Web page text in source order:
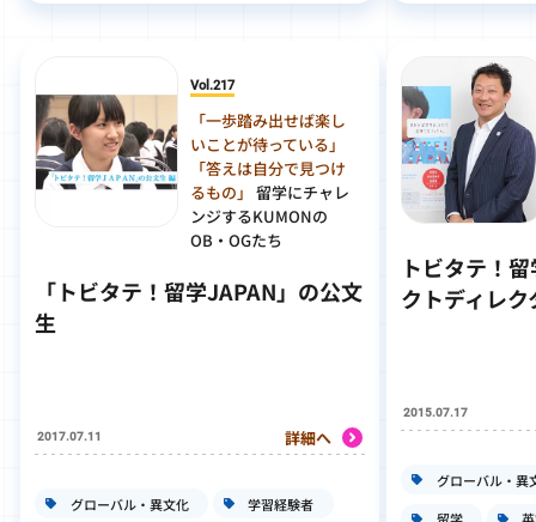
Vol.217
「一歩踏み出せば楽し
いことが待っている」
「答えは自分で見つけ
るもの」 留学にチャレ
ンジするKUMONの
OB・OGたち
「トビタテ！留学JAPAN」の公文
生
2017.07.11 詳細へ
グローバル・異文化 学習経験者
トビタテ！
クトディレ
2015.07.17
グローバル・異